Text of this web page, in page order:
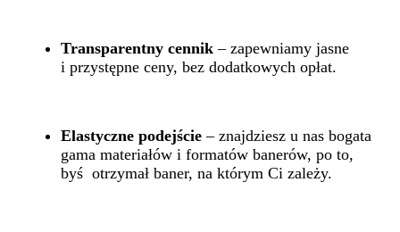
Transparentny cennik – zapewniamy jasne
i przystępne ceny, bez dodatkowych opłat.
Elastyczne podejście – znajdziesz u nas bogata
gama materiałów i formatów banerów, po to,
byś otrzymał baner, na którym Ci zależy.